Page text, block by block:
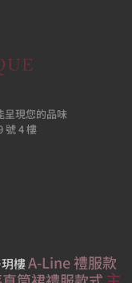
呈現您的品味
號 4 樓
樓A-Line 禮服款